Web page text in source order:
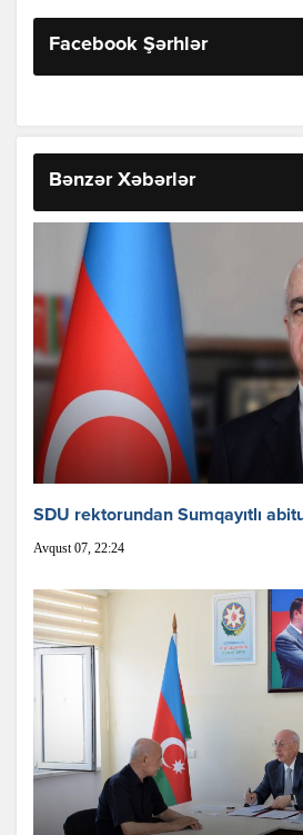
Facebook Şərhlər
Bənzər Xəbərlər
SDU rektorundan Sumqayıtlı
Avqust 07, 22:24